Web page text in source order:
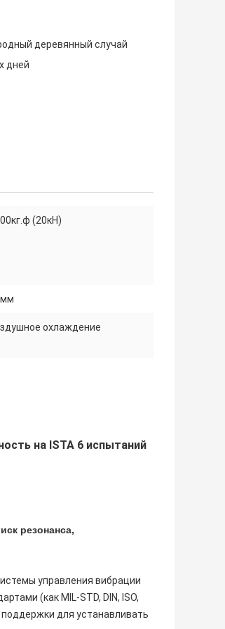
деревянный случай
дней
(20кН)
охлаждение
на ISTA 6 испытаний
резонанса,
управления вибрации
(как MIL-STD, DIN, ISO,
поддержки для устанавливать